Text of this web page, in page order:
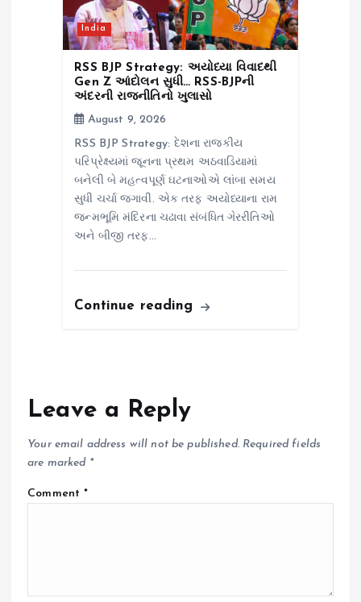
India
RSS BJP Strategy: અયોધ્યા વિવાદથી
Gen Z આંદોલન સુધી… RSS-BJPની
અંદરની રાજનીતિનો ખુલાસો
August 9, 2026
RSS BJP Strategy: દેશના રાજકીય
પરિપ્રેક્ષ્યમાં જૂનના પ્રથમ અઠવાડિયામાં
બનેલી બે મહત્વપૂર્ણ ઘટનાઓએ લાંબા સમય
સુધી ચર્ચા જગાવી. એક તરફ અયોધ્યાના રામ
જન્મભૂમિ મંદિરના ચઢાવા સંબંધિત ગેરરીતિઓ
અને બીજી તરફ…
Continue reading
Leave a Reply
Your email address will not be published. Required fields
are marked *
Comment*